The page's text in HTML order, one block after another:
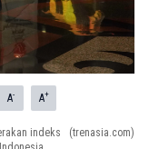
A- A+
indeks
(trenasia.com)